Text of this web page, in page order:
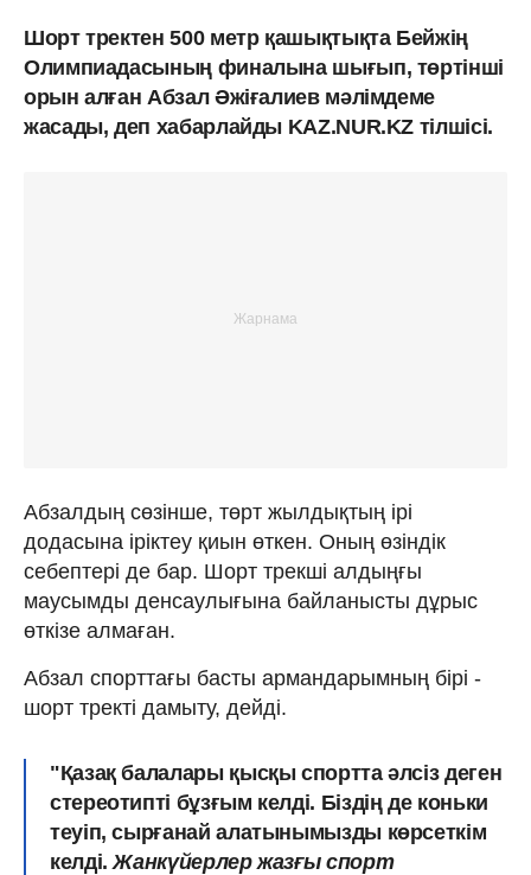
Шорт тректен 500 метр қашықтықта Бейжің
Олимпиадасының финалына шығып, төртінші
орын алған Абзал Әжіғалиев мәлімдеме
жасады, деп хабарлайды KAZ.NUR.KZ тілшісі.
Абзалдың сөзінше, төрт жылдықтың ірі
додасына іріктеу қиын өткен. Оның өзіндік
себептері де бар. Шорт трекші алдыңғы
маусымды денсаулығына байланысты дұрыс
өткізе алмаған.
Абзал спорттағы басты армандарымның бірі -
шорт тректі дамыту, дейді.
"Қазақ балалары қысқы спортта әлсіз деген
стереотипті бұзғым келді. Біздің де коньки
теуіп, сырғанай алатынымызды көрсеткім
келді.Жанкүйерлер жазғы спорт